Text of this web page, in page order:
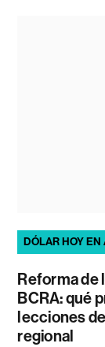
DÓLAR HOY
Reforma de
BCRA: qué
lecciones
regional